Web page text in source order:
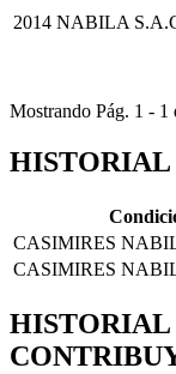
2014 NABILA
Mostrando Pág. 1 - 1
HISTORIAL
CASIMIRES
CASIMIRES